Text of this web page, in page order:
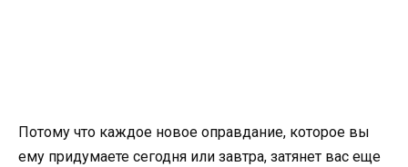
Потому что каждое новое оправдание, которое вы
ему придумаете сегодня или завтра, затянет вас еще